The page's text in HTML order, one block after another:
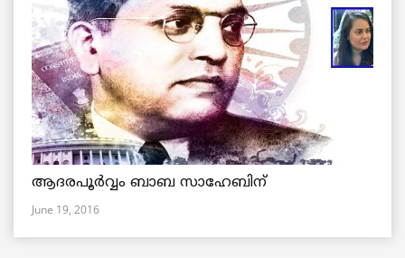
ആദരപൂര്‍വ്വം ബാബ സാഹേബിന്
June 19, 2016